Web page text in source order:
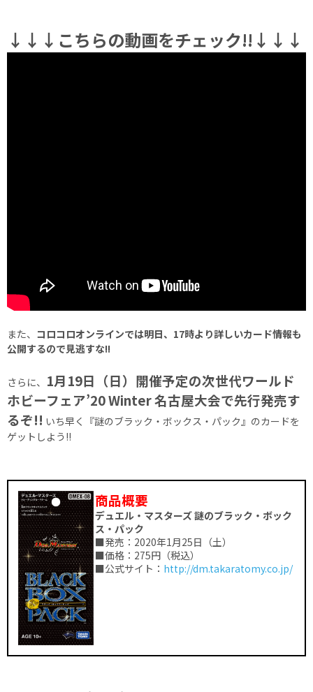
↓↓↓こちらの動画をチェック!!↓↓↓
また、 コロコロオンラインでは明日、17時より詳しいカード情報も
公開するので見逃すな!!
さらに、 1月19日（日）開催予定の次世代ワールド
ホビーフェア’20 Winter 名古屋大会で先行発売す
るぞ!! いち早く『謎のブラック・ボックス・パック』のカードを
ゲットしよう!!
商品概要
デュエル・マスターズ 謎のブラック・ボック
ス・パック
■発売：2020年1月25日（土）
■価格：275円（税込）
■公式サイト： http://dm.takaratomy.co.jp/